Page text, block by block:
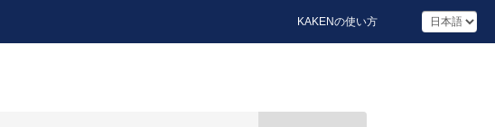
KAKENの使い方